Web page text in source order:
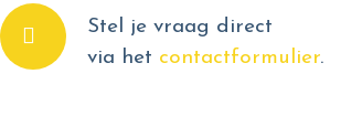
Stel je vraag direct
via het contactformulier.